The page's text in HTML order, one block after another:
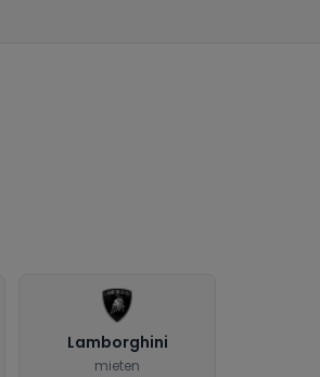
Lamborghini
mieten